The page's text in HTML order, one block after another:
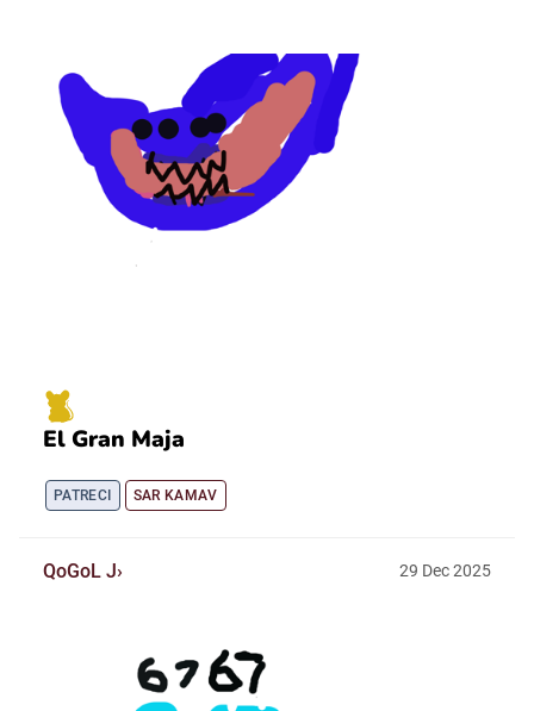
El Gran Maja
PATRECI SAR KAMAV
QoGoL J 29 Dec2025